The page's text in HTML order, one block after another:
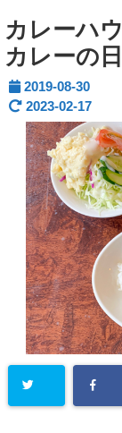
カレーハ
カレーの
2019-08-30
2023-02-17